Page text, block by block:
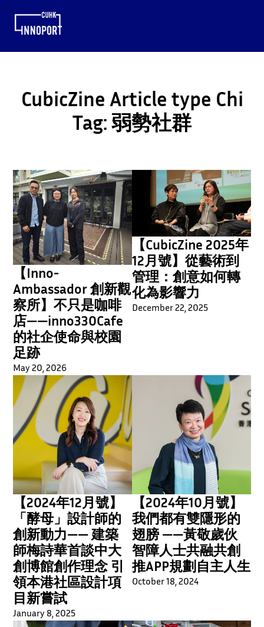
CubicZine Article type Chi
Tag:弱勢社群
【Inno-
Ambassador 創新觀
察所】不只是咖啡
店——inno330Cafe
的社企使命與校園
足跡
May 20, 2026
【CubicZine 2025年
12月號】從藝術到
管理：創意如何轉
化為影響力
December 22, 2025
【2024年12月號】
「酵母」設計師的
創新動力—— 建築
師梅詩華首談中大
創博館創作理念 引
領本港社區設計項
目新嘗試
January 8, 2025
【2024年10月號】
我們都有雙隱形的
翅膀 ——黃敬歲伙
智障人士共融共創
推APP規劃自主人生
October 18, 2024